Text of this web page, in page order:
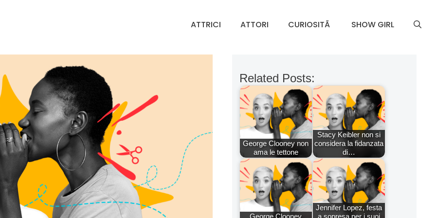
ATTRICI ATTORI CURIOSITÃ SHOW GIRL
Related Posts:
George Clooney non
ama le tettone
Stacy Keibler non si
considera la fidanzata
di…
Jennifer Lopez, festa